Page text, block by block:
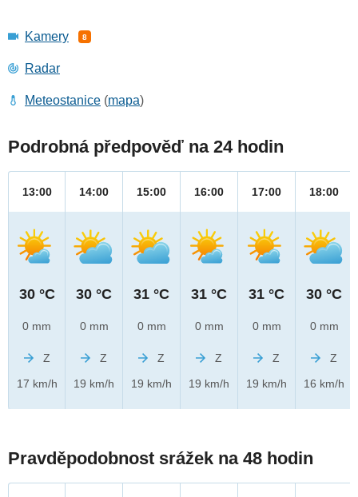
Kamery 8
Radar
Meteostanice (mapa)
Podrobná předpověď na 24 hodin
13:00
30 °C
0 mm
Z
17 km/h
14:00
30 °C
0 mm
Z
19 km/h
15:00
31 °C
0 mm
Z
19 km/h
16:00
31 °C
0 mm
Z
19 km/h
17:00
31 °C
0 mm
Z
19 km/h
18:00
30 °C
0 mm
Z
16 km/h
Pravděpodobnost srážek na 48 hodin